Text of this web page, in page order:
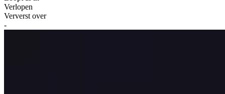
Verlopen
Ververst over
-